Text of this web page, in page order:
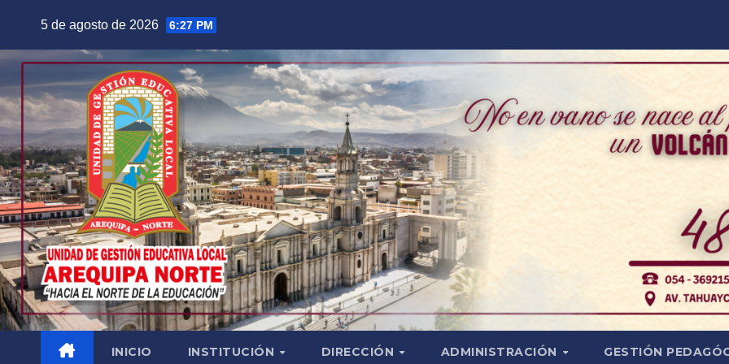
contenido
5 de agosto de 2026 6:27 PM
INICIO INSTITUCIÓN DIRECCIÓN ADMINISTRACIÓN GESTIÓN